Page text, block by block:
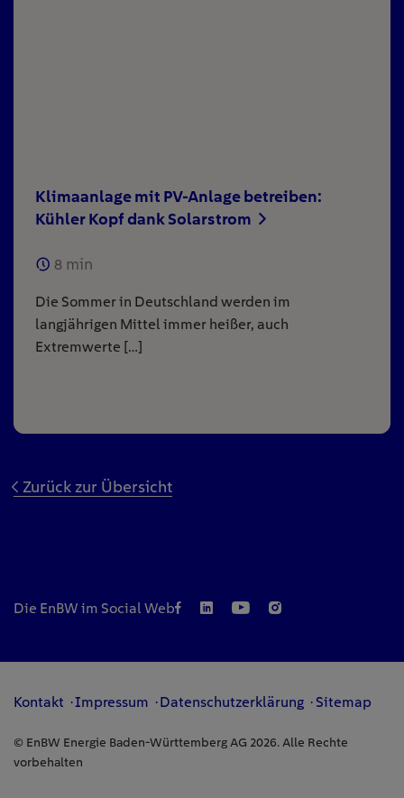
Klimaanlage mit PV-Anlage betreiben:
Kühler Kopf dank Solarstrom
8 min
Die Sommer in Deutschland werden im
langjährigen Mittel immer heißer, auch
Extremwerte […]
Zurück zur Übersicht
Die EnBW im Social Web
Kontakt Impressum Datenschutzerklärung Sitemap
© EnBW Energie Baden-Württemberg AG 2026. Alle Rechte
vorbehalten